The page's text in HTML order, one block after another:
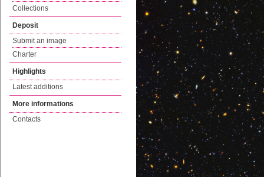
Collections
Deposit
Submit an image
Charter
Highlights
Latest additions
More informations
Contacts